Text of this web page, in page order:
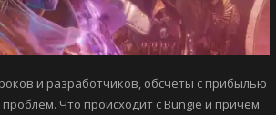
и разработчиков, обсчеты с прибылью
проблем. Что происходит с Bungie и причем